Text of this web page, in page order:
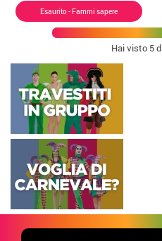
Esaurito - Fammi sapere
Hai visto 5